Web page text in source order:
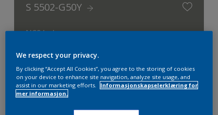
S 5502-G50Y
NCS Index
We respect your privacy.
By clicking “Accept All Cookies”, you agree to the storing of cookies
on your device to enhance site navigation, analyze site usage, and
assist in our marketing efforts.
Informasjonskapselerklæring for
mer informasjon.